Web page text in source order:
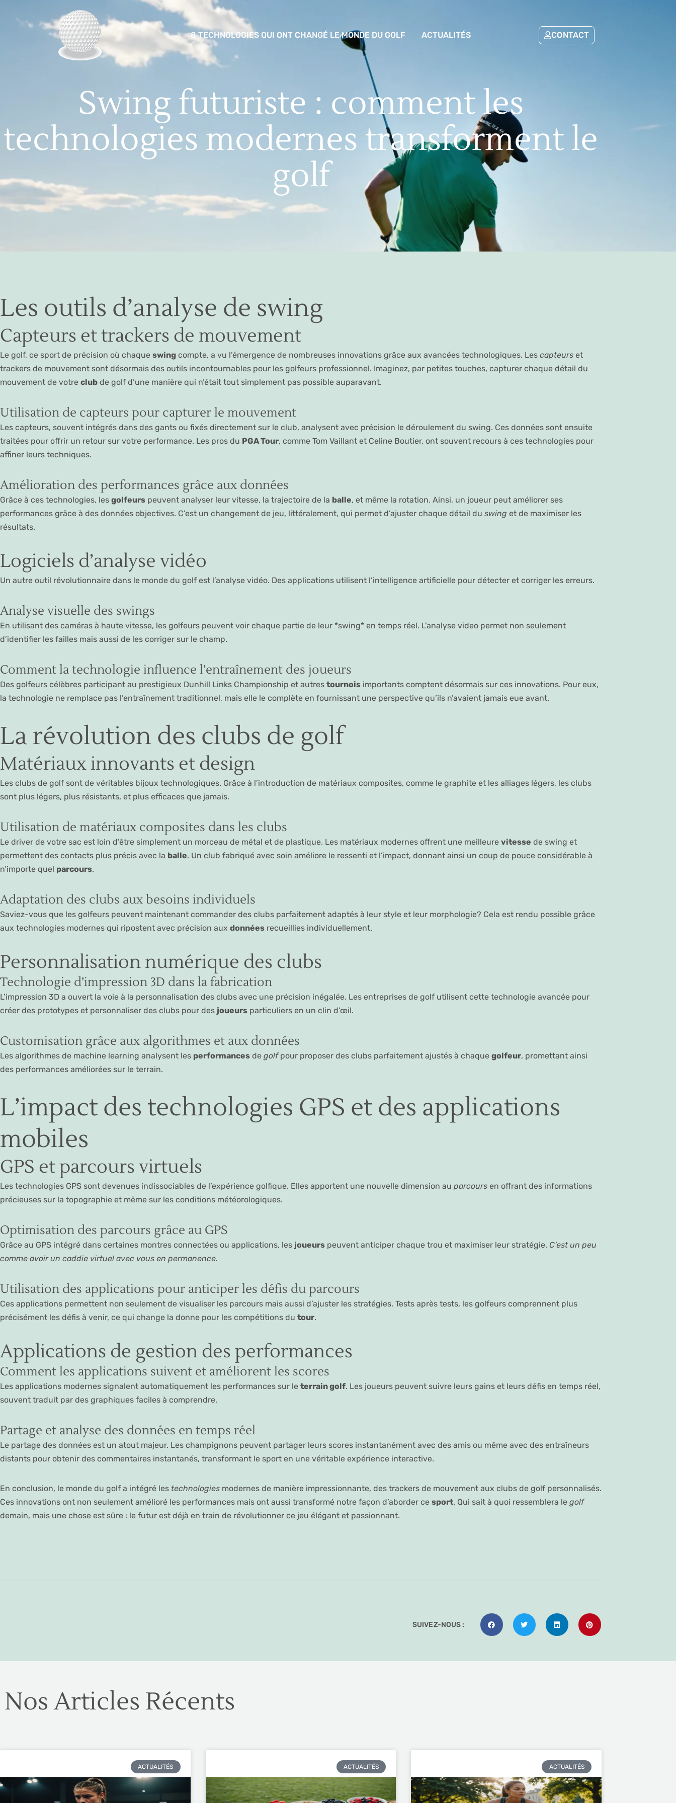
8 TECHNOLOGIES QUI ONT CHANGÉ LE MONDE DU GOLF ACTUALITÉS CONTACT
Swing futuriste : comment les
technologies modernes transforment le
golf
Les outils d’analyse de swing
Capteurs et trackers de mouvement
Le golf, ce sport de précision où chaque swing compte, a vu l’émergence de nombreuses innovations grâce aux avancées technologiques. Les capteurs et
trackers de mouvement sont désormais des outils incontournables pour les golfeurs professionnel. Imaginez, par petites touches, capturer chaque détail du
mouvement de votre club de golf d’une manière qui n’était tout simplement pas possible auparavant.
Utilisation de capteurs pour capturer le mouvement
Les capteurs, souvent intégrés dans des gants ou fixés directement sur le club, analysent avec précision le déroulement du swing. Ces données sont ensuite
traitées pour offrir un retour sur votre performance. Les pros du PGA Tour, comme Tom Vaillant et Celine Boutier, ont souvent recours à ces technologies pour
affiner leurs techniques.
Amélioration des performances grâce aux données
Grâce à ces technologies, les golfeurs peuvent analyser leur vitesse, la trajectoire de la balle, et même la rotation. Ainsi, un joueur peut améliorer ses
performances grâce à des données objectives. C’est un changement de jeu, littéralement, qui permet d’ajuster chaque détail du swing et de maximiser les
résultats.
Logiciels d’analyse vidéo
Un autre outil révolutionnaire dans le monde du golf est l’analyse vidéo. Des applications utilisent l’intelligence artificielle pour détecter et corriger les erreurs.
Analyse visuelle des swings
En utilisant des caméras à haute vitesse, les golfeurs peuvent voir chaque partie de leur *swing* en temps réel. L’analyse video permet non seulement
d’identifier les failles mais aussi de les corriger sur le champ.
Comment la technologie influence l’entraînement des joueurs
Des golfeurs célèbres participant au prestigieux Dunhill Links Championship et autres tournois importants comptent désormais sur ces innovations. Pour eux,
la technologie ne remplace pas l’entraînement traditionnel, mais elle le complète en fournissant une perspective qu’ils n’avaient jamais eue avant.
La révolution des clubs de golf
Matériaux innovants et design
Les clubs de golf sont de véritables bijoux technologiques. Grâce à l’introduction de matériaux composites, comme le graphite et les alliages légers, les clubs
sont plus légers, plus résistants, et plus efficaces que jamais.
Utilisation de matériaux composites dans les clubs
Le driver de votre sac est loin d’être simplement un morceau de métal et de plastique. Les matériaux modernes offrent une meilleure vitesse de swing et
permettent des contacts plus précis avec la balle. Un club fabriqué avec soin améliore le ressenti et l’impact, donnant ainsi un coup de pouce considérable à
n’importe quel parcours.
Adaptation des clubs aux besoins individuels
Saviez-vous que les golfeurs peuvent maintenant commander des clubs parfaitement adaptés à leur style et leur morphologie? Cela est rendu possible grâce
aux technologies modernes qui ripostent avec précision aux données recueillies individuellement.
Personnalisation numérique des clubs
Technologie d’impression 3D dans la fabrication
L’impression 3D a ouvert la voie à la personnalisation des clubs avec une précision inégalée. Les entreprises de golf utilisent cette technologie avancée pour
créer des prototypes et personnaliser des clubs pour des joueurs particuliers en un clin d’œil.
Customisation grâce aux algorithmes et aux données
Les algorithmes de machine learning analysent les performances de golfpour proposer des clubs parfaitement ajustés à chaque golfeur, promettant ainsi
des performances améliorées sur le terrain.
L’impact des technologies GPS et des applications
mobiles
GPS et parcours virtuels
Les technologies GPS sont devenues indissociables de l’expérience golfique. Elles apportent une nouvelle dimension au parcours en offrant des informations
précieuses sur la topographie et même sur les conditions météorologiques.
Optimisation des parcours grâce au GPS
Grâce au GPS intégré dans certaines montres connectées ou applications, les joueurs peuvent anticiper chaque trou et maximiser leur stratégie. C’est un peu
comme avoir un caddie virtuel avec vous en permanence.
Utilisation des applications pour anticiper les défis du parcours
Ces applications permettent non seulement de visualiser les parcours mais aussi d’ajuster les stratégies. Tests après tests, les golfeurs comprennent plus
précisément les défis à venir, ce qui change la donne pour les compétitions du tour.
Applications de gestion des performances
Comment les applications suivent et améliorent les scores
Les applications modernes signalent automatiquement les performances sur le terrain golf. Les joueurs peuvent suivre leurs gains et leurs défis en temps réel,
souvent traduit par des graphiques faciles à comprendre.
Partage et analyse des données en temps réel
Le partage des données est un atout majeur. Les champignons peuvent partager leurs scores instantanément avec des amis ou même avec des entraîneurs
distants pour obtenir des commentaires instantanés, transformant le sport en une véritable expérience interactive.
En conclusion, le monde du golf a intégré les technologies modernes de manière impressionnante, des trackers de mouvement aux clubs de golf personnalisés.
Ces innovations ont non seulement amélioré les performances mais ont aussi transformé notre façon d’aborder ce sport. Qui sait à quoi ressemblera le golf
demain, mais une chose est sûre : le futur est déjà en train de révolutionner ce jeu élégant et passionnant.
SUIVEZ-NOUS :
Nos Articles Récents
ACTUALITÉS ACTUALITÉS ACTUALITÉS